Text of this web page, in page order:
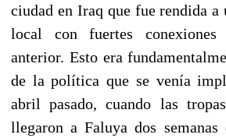
ciudad en Iraq que fue rendida
local con fuertes
anterior. Esto era
de la política que se venía
abril pasado, cuando las
llegaron a Faluya dos semanas